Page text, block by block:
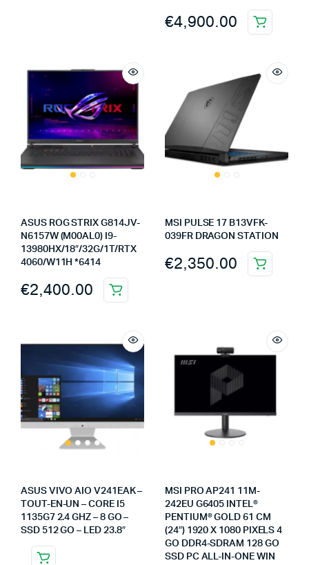
€4,900.00
ASUS ROG STRIX G814JV-
N6157W (M00AL0) I9-
13980HX/18″/32G/1T/RTX
4060/W11H *6414
€2,400.00
MSI PULSE 17 B13VFK-
039FR DRAGON STATION
€2,350.00
ASUS VIVO AIO V241EAK –
TOUT-EN-UN – CORE I5
1135G7 2.4 GHZ – 8 GO –
SSD 512 GO – LED 23.8″
MSI PRO AP241 11M-
242EU G6405 INTEL®
PENTIUM® GOLD 61 CM
(24″) 1920 X 1080 PIXELS 4
GO DDR4-SDRAM 128 GO
SSD PC ALL-IN-ONE WIN